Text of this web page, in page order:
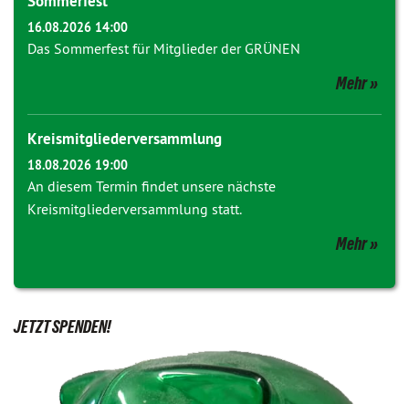
16.08.2026 14:00
Das Sommerfest für Mitglieder der GRÜNEN
Mehr
Kreismitgliederversammlung
18.08.2026 19:00
An diesem Termin findet unsere nächste
Kreismitgliederversammlung statt.
Mehr
JETZT SPENDEN!